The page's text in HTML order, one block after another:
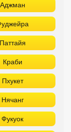
Аджман
Паттайя
Краби
Пхукет
Нячанг
Фукуок